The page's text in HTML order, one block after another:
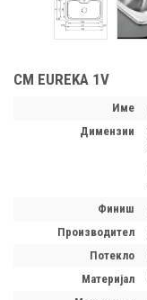
CM EUREKA 1V
Име
димензии
финиш
производител
потекло
материјал